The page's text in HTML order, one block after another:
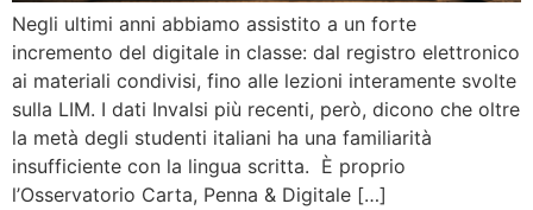
Negli ultimi anni abbiamo assistito a un forte
incremento del digitale in classe: dal registro elettronico
ai materiali condivisi, fino alle lezioni interamente svolte
sulla LIM. I dati Invalsi più recenti, però, dicono che oltre
la metà degli studenti italiani ha una familiarità
insufficiente con la lingua scritta. È proprio
l’Osservatorio Carta, Penna & Digitale […]